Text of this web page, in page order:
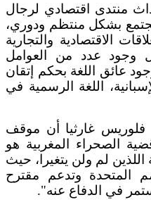
منتدى اقتصادي لرجال
يجتمع بشكل منتظم ودوري،
الاقتصادية والتجارية
وجود عدد من العوامل
عائق اللغة بحكم إتقان
اللغة الرسمية في
فلوريس غارثيا أن موقف
الصحراء المغربية هو
لم ولن يتغيرا، حيث
المتحدة وتدعم مقترح
في الدفاع عنه".